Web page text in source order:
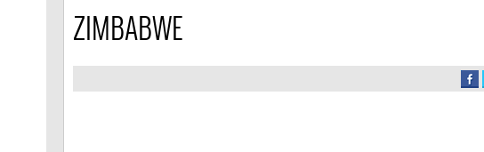
ZIMBABWE